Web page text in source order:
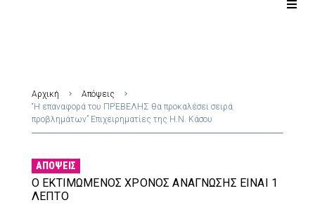
Αρχική
Απόψεις
“Η επαναφορά του ΠΡΈΒΕΛΗΣ θα προκαλέσει σειρά
προβλημάτων” Επιχειρηματίες της Η.Ν. Κάσου
ΑΠΌΨΕΙΣ
Ο ΕΚΤΙΜΏΜΕΝΟΣ ΧΡΌΝΟΣ ΑΝΆΓΝΩΣΗΣ ΕΊΝΑΙ 1
ΛΕΠΤΌ